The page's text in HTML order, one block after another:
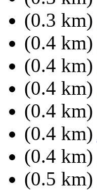
(0.3 km)
(0.4 km)
(0.4 km)
(0.4 km)
(0.4 km)
(0.4 km)
(0.4 km)
(0.5 km)